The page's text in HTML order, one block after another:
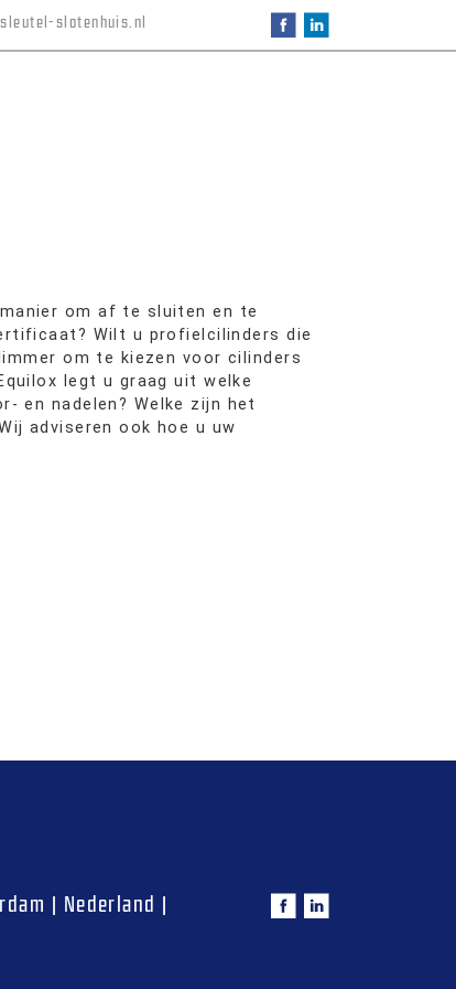
slotenhuis.nl
om af te sluiten en te
Wilt u profielcilinders die
om te kiezen voor cilinders
legt u graag uit welke
en nadelen? Welke zijn het
adviseren ook hoe u uw
Nederland